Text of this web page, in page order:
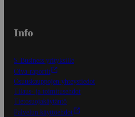
Info
S-Business yrityksille
Oiva-raportit
Osuuskauppojen yhteystiedot
Tilaus- ja toimitusehdot
Tietosuojakäytäntö
Palvelun käyttöehdot